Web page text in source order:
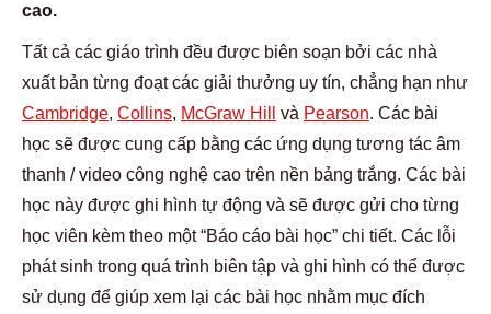
cao.
Tất cả các giáo trình đều được biên soạn bởi các nhà
xuất bản từng đoạt các giải thưởng uy tín, chẳng hạn như
Cambridge, Collins, McGraw Hill và Pearson. Các bài
học sẽ được cung cấp bằng các ứng dụng tương tác âm
thanh / video công nghệ cao trên nền bảng trắng. Các bài
học này được ghi hình tự động và sẽ được gửi cho từng
học viên kèm theo một “Báo cáo bài học” chi tiết. Các lỗi
phát sinh trong quá trình biên tập và ghi hình có thể được
sử dụng để giúp xem lại các bài học nhằm mục đích